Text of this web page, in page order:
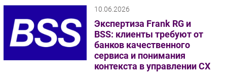
10.06.2026
Экспертиза Frank RG и
BSS: клиенты требуют от
банков качественного
сервиса и понимания
контекста в управлении CX